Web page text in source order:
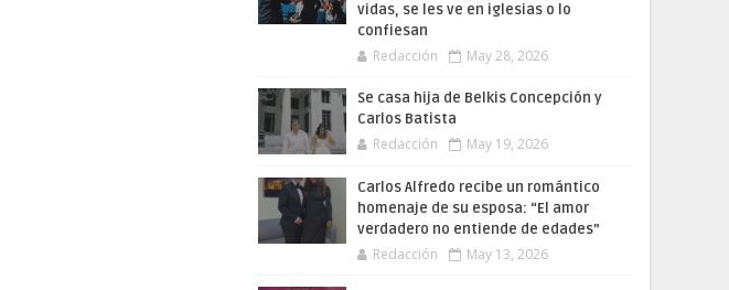
vidas, se les ve en iglesias o lo
confiesan
Redacción May 28, 2026
Se casa hija de Belkis Concepción y
Carlos Batista
Redacción May 19, 2026
Carlos Alfredo recibe un romántico
homenaje de su esposa: “El amor
verdadero no entiende de edades”
Redacción May 13, 2026